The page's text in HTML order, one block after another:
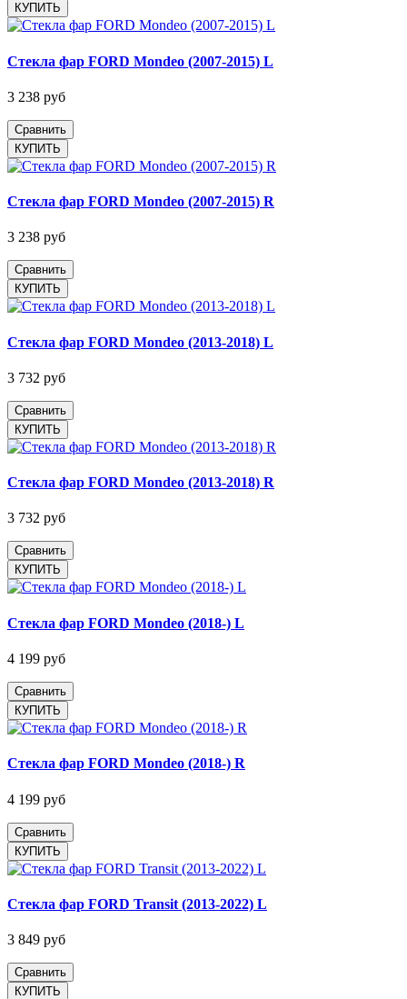
Стекла фар FORD Mondeo (2007-2015) L
3 238 руб
Сравнить
Стекла фар FORD Mondeo (2007-2015) R
3 238 руб
Сравнить
Стекла фар FORD Mondeo (2013-2018) L
3 732 руб
Сравнить
Стекла фар FORD Mondeo (2013-2018) R
3 732 руб
Сравнить
Стекла фар FORD Mondeo (2018-) L
4 199 руб
Сравнить
Стекла фар FORD Mondeo (2018-) R
4 199 руб
Сравнить
Стекла фар FORD Transit (2013-2022) L
3 849 руб
Сравнить